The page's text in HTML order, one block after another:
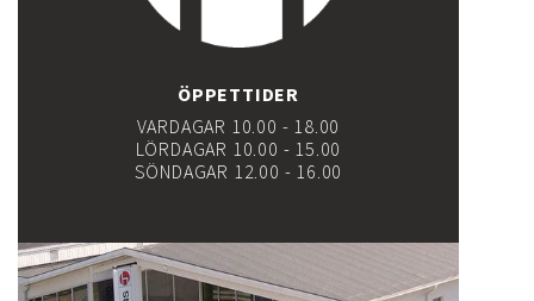
ÖPPETTIDER
VARDAGAR 10.00 - 18.00
LÖRDAGAR 10.00 - 15.00
SÖNDAGAR 12.00 - 16.00